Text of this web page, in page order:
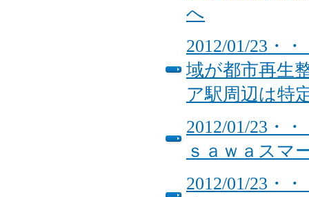
へ
2012/01/23・
域が都市再生
ア駅周辺は特
2012/01/23・
ｓａｗａスマ
2012/01/23・